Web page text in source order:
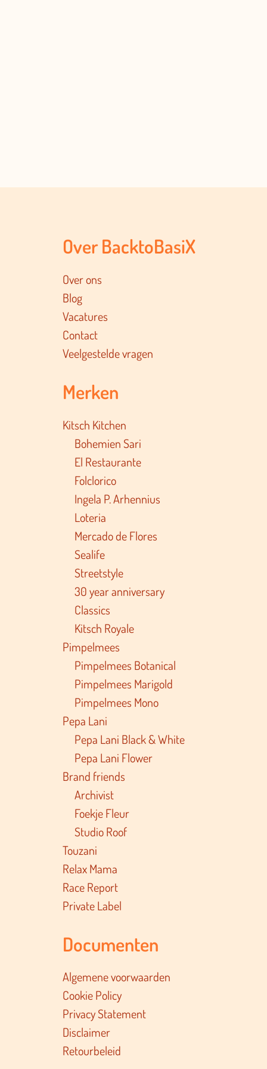
Over BacktoBasiX
Over ons
Blog
Vacatures
Contact
Veelgestelde vragen
Merken
Kitsch Kitchen
Bohemien Sari
El Restaurante
Folclorico
Ingela P. Arhennius
Loteria
Mercado de Flores
Sealife
Streetstyle
30 year anniversary
Classics
Kitsch Royale
Pimpelmees
Pimpelmees Botanical
Pimpelmees Marigold
Pimpelmees Mono
Pepa Lani
Pepa Lani Black & White
Pepa Lani Flower
Brand friends
Archivist
Foekje Fleur
Studio Roof
Touzani
Relax Mama
Race Report
Private Label
Documenten
Algemene voorwaarden
Cookie Policy
Privacy Statement
Disclaimer
Retourbeleid